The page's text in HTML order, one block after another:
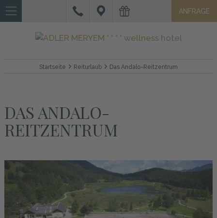
ANFRAGE
DE
SUITEN
ANGEBOTE
SERVICES
AKTIVURLAUB
Startseite Reiturlaub Das Andalo-Reitzentrum
DAS ANDALO-
REITZENTRUM